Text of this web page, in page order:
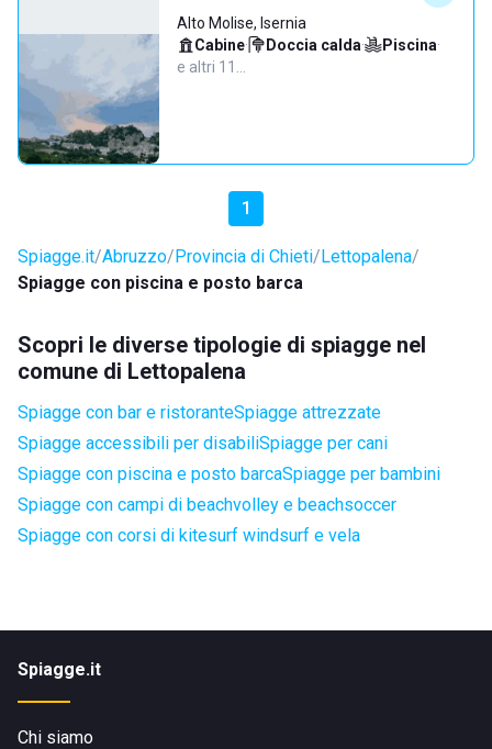
Alto Molise, Isernia
Cabine· Doccia calda· Piscina·
e altri 11…
1
Spiagge.it Abruzzo Provincia di Chieti Lettopalena
Spiagge con piscina e posto barca
Scopri le diverse tipologie di spiagge nel
comune di Lettopalena
Spiagge con bar e ristoranteSpiagge attrezzate
Spiagge accessibili per disabiliSpiagge per cani
Spiagge con piscina e posto barcaSpiagge per bambini
Spiagge con campi di beachvolley e beachsoccer
Spiagge con corsi di kitesurf windsurf e vela
Spiagge.it
Chi siamo